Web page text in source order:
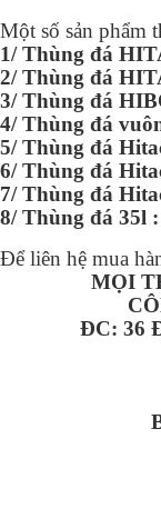
Một số sản phẩm
1/ Thùng đá
2/ Thùng đá
3/ Thùng đá
4/ Thùng đá
5/ Thùng đá
6/ Thùng đá
7/ Thùng đá
8/ Thùng đá 35l :
Để liên hệ mua
MỌI
ĐC: 36